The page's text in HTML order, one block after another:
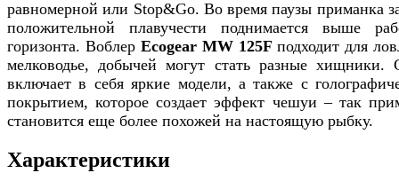
равномерной или Stop&Go. Во время паузы приманка
положительной плавучести поднимается выше
горизонта. Воблер Ecogear MW 125Fподходит для
мелководье, добычей могут стать разные хищники.
включает в себя яркие модели, а также с
покрытием, которое создает эффект чешуи – так
становится еще более похожей на настоящую рыбку.
Характеристики